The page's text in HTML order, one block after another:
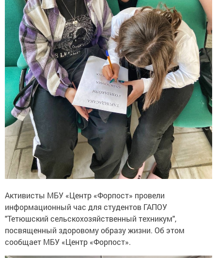
Активисты МБУ «Центр «Форпост» провели
информационный час для студентов ГАПОУ
"Тетюшский сельскохозяйственный техникум",
посвященный здоровому образу жизни. Об этом
сообщает МБУ «Центр «Форпост».